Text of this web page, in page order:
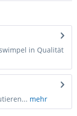
in Qualität
mehr